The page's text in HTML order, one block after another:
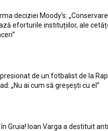
deciziei Moody’s:
eforturile instituțiilor, ale
de un fotbalist de la
„Nu ai cum să greșești cu el”
Gruia! Ioan Varga a destituit